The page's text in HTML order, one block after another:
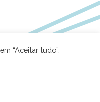
“Aceitar tudo”,